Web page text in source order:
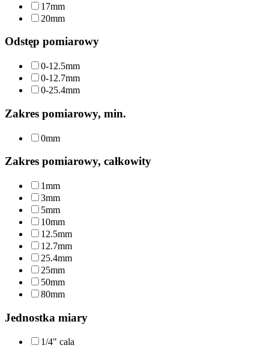
17mm
20mm
Odstęp pomiarowy
0-12.5mm
0-12.7mm
0-25.4mm
Zakres pomiarowy, min.
0mm
Zakres pomiarowy, całkowity
1mm
3mm
5mm
10mm
12.5mm
12.7mm
25.4mm
25mm
50mm
80mm
Jednostka miary
1/4" cala